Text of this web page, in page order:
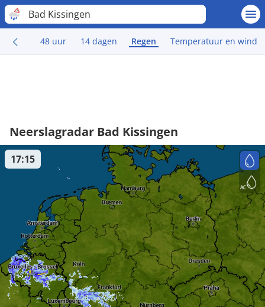
Bad Kissingen
48 uur 14 dagen Regen Temperatuur en wind
Neerslagradar Bad Kissingen
17:15